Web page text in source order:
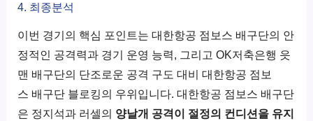
4. 최종분석
이번 경기의 핵심 포인트는 대한항공 점보스 배구단의 안
정적인 공격력과 경기 운영 능력, 그리고 OK저축은행 읏
맨 배구단의 단조로운 공격 구도 대비 대한항공 점보
스 배구단 블로킹의 우위입니다. 대한항공 점보스 배구단
은 정지석과 러셀의 양날개 공격이 절정의 컨디션을 유지